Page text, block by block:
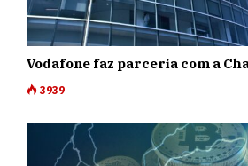
Vodafone faz parceria com a
3939